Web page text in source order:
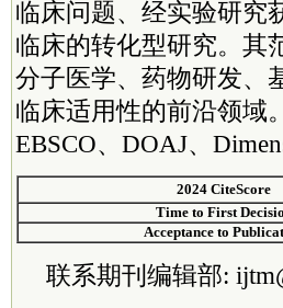
临床问题、经实验研究
临床的转化型研究。其
分子医学、药物研发、
临床适用性的前沿领域
EBSCO、DOAJ、
2024 CiteScore
Time to First
Acceptance to
联系期刊编辑部: